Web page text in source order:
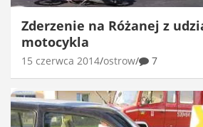
Zderzenie na Różanej z
motocykla
15 czerwca 2014 ostrow 7